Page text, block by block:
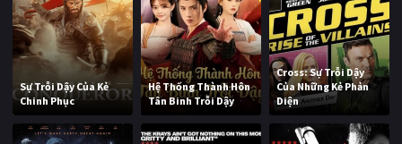
Sự Trỗi Dậy Của Kẻ
Chinh Phục
Hệ Thống Thành Hôn
Tân Binh Trỗi Dậy
Cross: Sự Trỗi Dậy
Của Những Kẻ Phản
Diện